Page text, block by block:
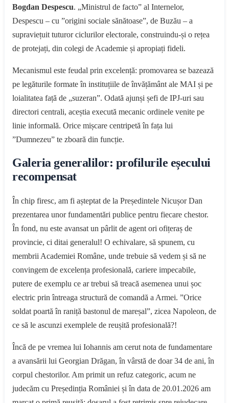
Bogdan Despescu. „Ministrul de facto” al Internelor,
Despescu – cu ”origini sociale sănătoase”, de Buzău – a
supraviețuit tuturor ciclurilor electorale, construindu-și o rețea
de protejați, din colegi de Academie și apropiați fideli.
Mecanismul este feudal prin excelență: promovarea se bazează
pe legăturile formate în instituțiile de învățământ ale MAI și pe
loialitatea față de „suzeran”. Odată ajunși șefi de IPJ-uri sau
directori centrali, aceștia execută mecanic ordinele venite pe
linie informală. Orice mișcare centripetă în fața lui
”Dumnezeu” te zboară din funcție.
Galeria generalilor: profilurile eșecului
recompensat
În chip firesc, am fi așteptat de la Președintele Nicușor Dan
prezentarea unor fundamentări publice pentru fiecare chestor.
În fond, nu este avansat un pârlit de agent ori ofițeraș de
provincie, ci ditai generalul! O echivalare, să spunem, cu
membrii Academiei Române, unde trebuie să vedem și să ne
convingem de excelența profesională, cariere impecabile,
putere de exemplu ce ar trebui să treacă asemenea unui șoc
electric prin întreaga structură de comandă a Armei. ”Orice
soldat poartă în raniță bastonul de mareșal”, zicea Napoleon, de
ce să le ascunzi exemplele de reușită profesională?!
Încă de pe vremea lui Iohannis am cerut nota de fundamentare
a avansării lui Georgian Drăgan, în vârstă de doar 34 de ani, în
corpul chestorilor. Am primit un refuz categoric, acum ne
judecăm cu Președinția României și în data de 20.01.2026 am